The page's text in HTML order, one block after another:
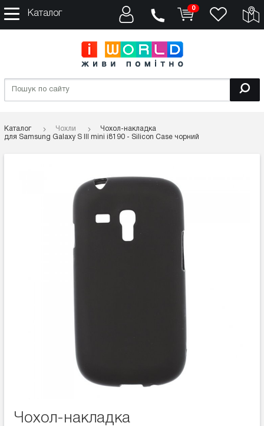
Каталог
0
Каталог Чохли
Чохол-накладка
для Samsung Galaxy S III mini i8190 - Silicon Case чорний
Чохол-накладка